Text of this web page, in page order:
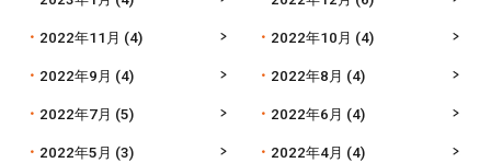
2022年11月 (4) 2022年10月 (4)
2022年9月 (4) 2022年8月 (4)
2022年7月 (5) 2022年6月 (4)
2022年5月 (3) 2022年4月 (4)